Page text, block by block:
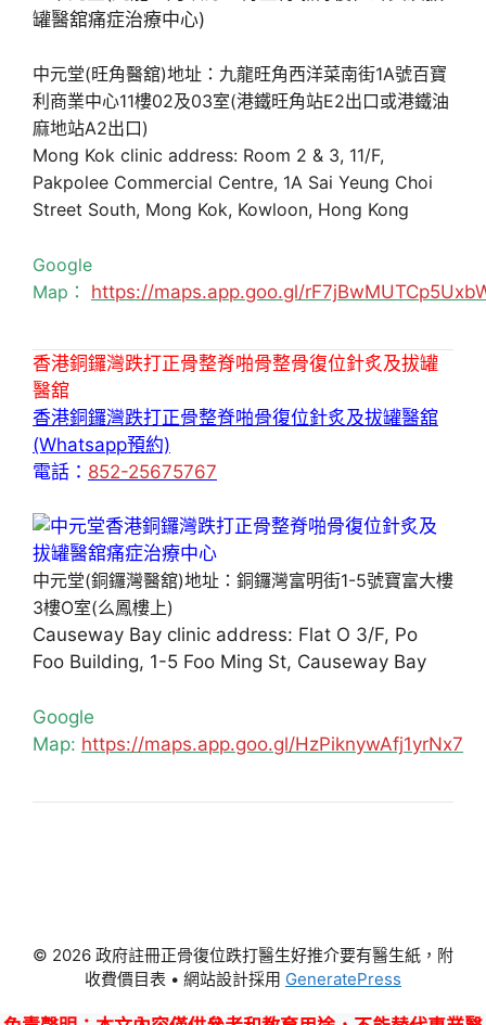
中元堂(旺角醫舘)地址：九龍旺角西洋菜南街1A號百寶
利商業中心11樓02及03室(港鐵旺角站E2出口或港鐵油
麻地站A2出口)
Mong Kok clinic address: Room 2 & 3, 11/F,
Pakpolee Commercial Centre, 1A Sai Yeung Choi
Street South, Mong Kok, Kowloon, Hong Kong
Google
Map： https://maps.app.goo.gl/
香港銅鑼灣跌打正骨整脊啪骨整骨復位針炙及拔罐
醫舘
香港銅鑼灣跌打正骨整脊啪骨復位針炙及拔罐醫舘
(Whatsapp預約)
電話： 852-25675767
中元堂(銅鑼灣醫舘)地址：銅鑼灣富明街1-5號寶富大樓
3樓O室(么鳳樓上)
Causeway Bay clinic address: Flat O 3/F, Po
Foo Building, 1-5 Foo Ming St, Causeway Bay
Google
Map: https://maps.app.goo.gl/HzPiknywAfj1yrNx7
© 2026 政府註冊正骨復位跌打醫生好推介要有醫生紙，附
收費價目表 • 網站設計採用 GeneratePress